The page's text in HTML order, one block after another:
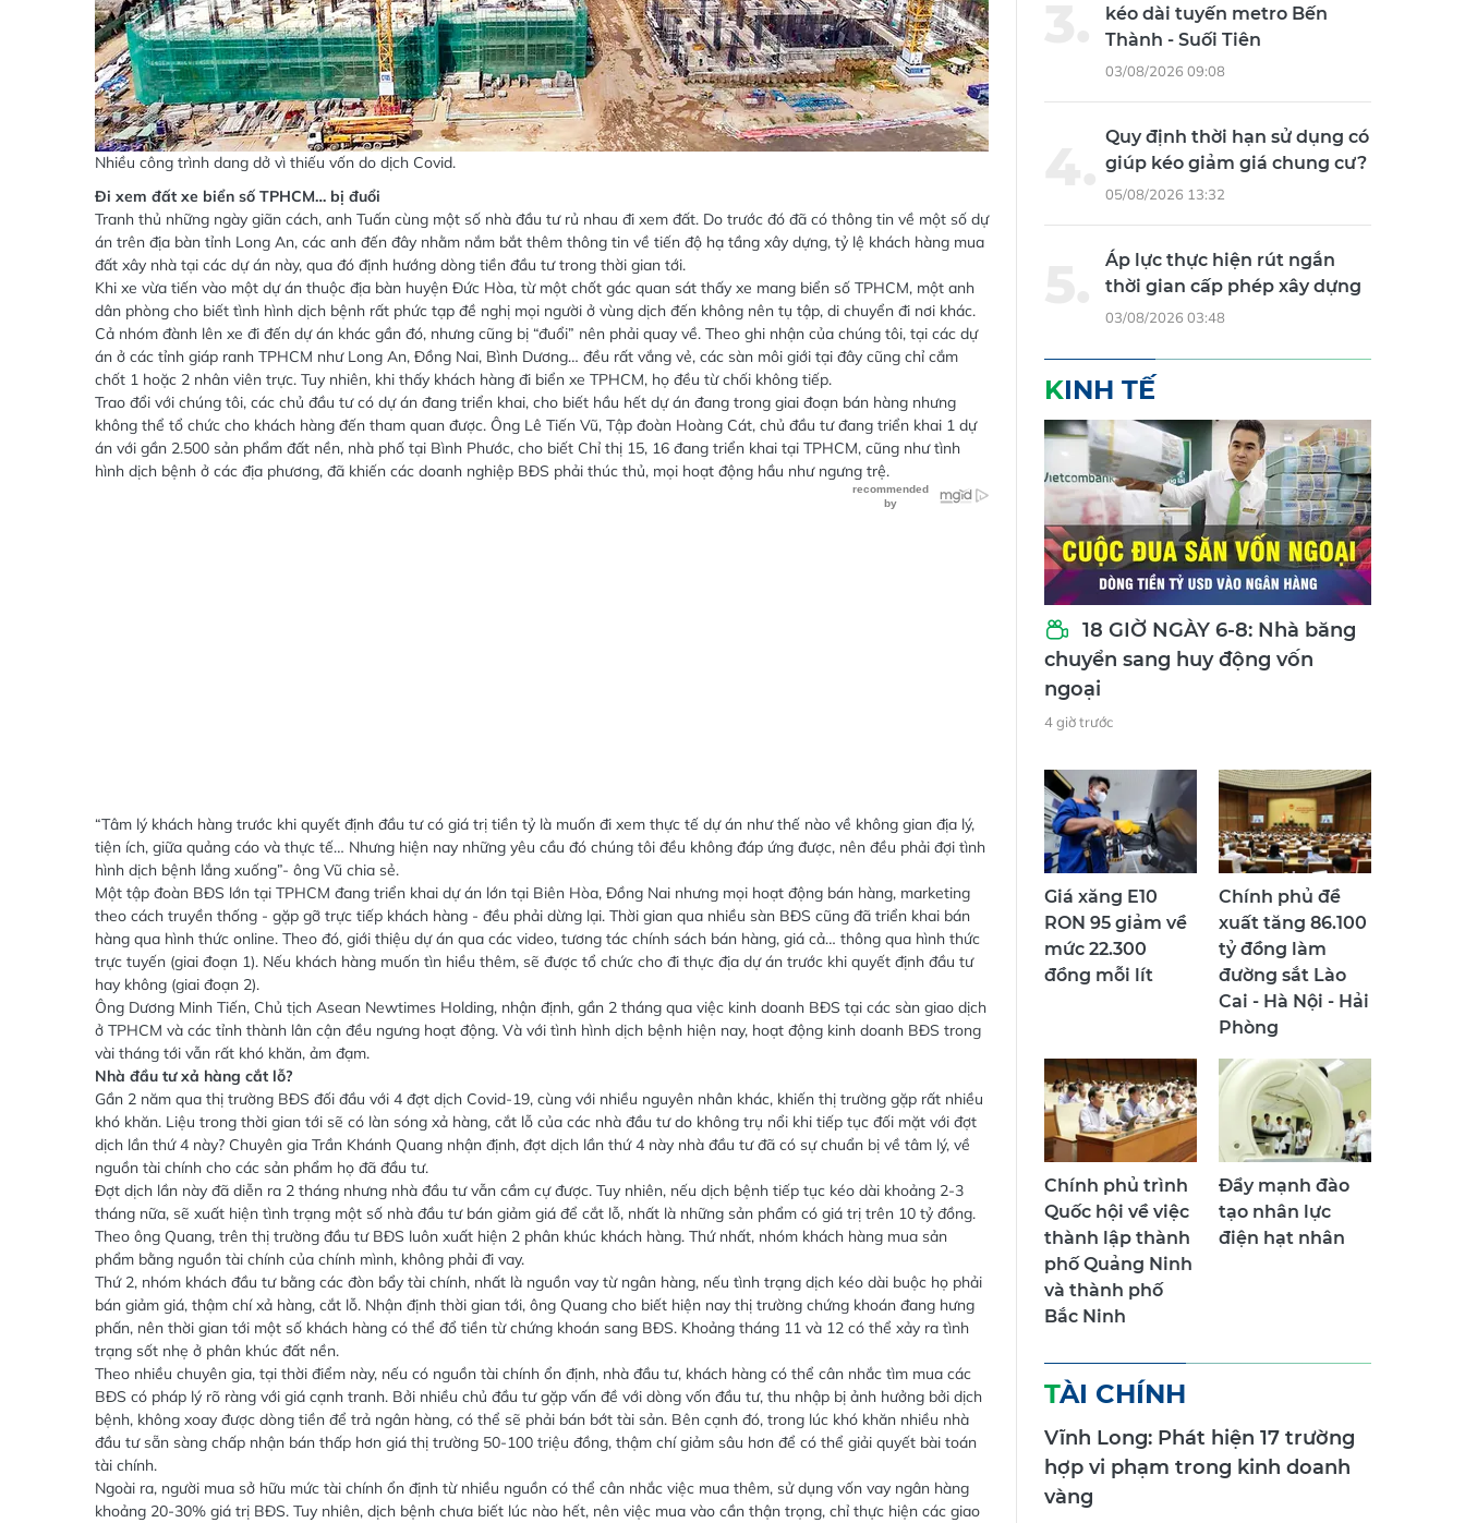
Nhiều công trình dang dở vì thiếu vốn do dịch Covid.
Đi xem đất xe biển số TPHCM… bị đuổi
Tranh thủ những ngày giãn cách, anh Tuấn cùng một số nhà đầu tư rủ nhau đi xem đất. Do trước đó đã có thông tin về một số dự
án trên địa bàn tỉnh Long An, các anh đến đây nhằm nắm bắt thêm thông tin về tiến độ hạ tầng xây dựng, tỷ lệ khách hàng mua
đất xây nhà tại các dự án này, qua đó định hướng dòng tiền đầu tư trong thời gian tới.
Khi xe vừa tiến vào một dự án thuộc địa bàn huyện Đức Hòa, từ một chốt gác quan sát thấy xe mang biển số TPHCM, một anh
dân phòng cho biết tình hình dịch bệnh rất phức tạp đề nghị mọi người ở vùng dịch đến không nên tụ tập, di chuyển đi nơi khác.
Cả nhóm đành lên xe đi đến dự án khác gần đó, nhưng cũng bị “đuổi” nên phải quay về. Theo ghi nhận của chúng tôi, tại các dự
án ở các tỉnh giáp ranh TPHCM như Long An, Đồng Nai, Bình Dương… đều rất vắng vẻ, các sàn môi giới tại đây cũng chỉ cắm
chốt 1 hoặc 2 nhân viên trực. Tuy nhiên, khi thấy khách hàng đi biển xe TPHCM, họ đều từ chối không tiếp.
Trao đổi với chúng tôi, các chủ đầu tư có dự án đang triển khai, cho biết hầu hết dự án đang trong giai đoạn bán hàng nhưng
không thể tổ chức cho khách hàng đến tham quan được. Ông Lê Tiến Vũ, Tập đoàn Hoàng Cát, chủ đầu tư đang triển khai 1 dự
án với gần 2.500 sản phẩm đất nền, nhà phố tại Bình Phước, cho biết Chỉ thị 15, 16 đang triển khai tại TPHCM, cũng như tình
hình dịch bệnh ở các địa phương, đã khiến các doanh nghiệp BĐS phải thúc thủ, mọi hoạt động hầu như ngưng trệ.
“Tâm lý khách hàng trước khi quyết định đầu tư có giá trị tiền tỷ là muốn đi xem thực tế dự án như thế nào về không gian địa lý,
tiện ích, giữa quảng cáo và thực tế… Nhưng hiện nay những yêu cầu đó chúng tôi đều không đáp ứng được, nên đều phải đợi tình
hình dịch bệnh lắng xuống”- ông Vũ chia sẻ.
Một tập đoàn BĐS lớn tại TPHCM đang triển khai dự án lớn tại Biên Hòa, Đồng Nai nhưng mọi hoạt động bán hàng, marketing
theo cách truyền thống - gặp gỡ trực tiếp khách hàng - đều phải dừng lại. Thời gian qua nhiều sàn BĐS cũng đã triển khai bán
hàng qua hình thức online. Theo đó, giới thiệu dự án qua các video, tương tác chính sách bán hàng, giá cả… thông qua hình thức
trực tuyến (giai đoạn 1). Nếu khách hàng muốn tìn hiều thêm, sẽ được tổ chức cho đi thực địa dự án trước khi quyết định đầu tư
hay không (giai đoạn 2).
Ông Dương Minh Tiến, Chủ tịch Asean Newtimes Holding, nhận định, gần 2 tháng qua việc kinh doanh BĐS tại các sàn giao dịch
ở TPHCM và các tỉnh thành lân cận đều ngưng hoạt động. Và với tình hình dịch bệnh hiện nay, hoạt động kinh doanh BĐS trong
vài tháng tới vẫn rất khó khăn, ảm đạm.
Nhà đầu tư xả hàng cắt lỗ?
Gần 2 năm qua thị trường BĐS đối đầu với 4 đợt dịch Covid-19, cùng với nhiều nguyên nhân khác, khiến thị trường gặp rất nhiều
khó khăn. Liệu trong thời gian tới sẽ có làn sóng xả hàng, cắt lỗ của các nhà đầu tư do không trụ nổi khi tiếp tục đối mặt với đợt
dịch lần thứ 4 này? Chuyên gia Trần Khánh Quang nhận định, đợt dịch lần thứ 4 này nhà đầu tư đã có sự chuẩn bị về tâm lý, về
nguồn tài chính cho các sản phẩm họ đã đầu tư.
Đợt dịch lần này đã diễn ra 2 tháng nhưng nhà đầu tư vẫn cầm cự được. Tuy nhiên, nếu dịch bệnh tiếp tục kéo dài khoảng 2-3
tháng nữa, sẽ xuất hiện tình trạng một số nhà đầu tư bán giảm giá để cắt lỗ, nhất là những sản phẩm có giá trị trên 10 tỷ đồng.
Theo ông Quang, trên thị trường đầu tư BĐS luôn xuất hiện 2 phân khúc khách hàng. Thứ nhất, nhóm khách hàng mua sản
phẩm bằng nguồn tài chính của chính mình, không phải đi vay.
Thứ 2, nhóm khách đầu tư bằng các đòn bẩy tài chính, nhất là nguồn vay từ ngân hàng, nếu tình trạng dịch kéo dài buộc họ phải
bán giảm giá, thậm chí xả hàng, cắt lỗ. Nhận định thời gian tới, ông Quang cho biết hiện nay thị trường chứng khoán đang hưng
phấn, nên thời gian tới một số khách hàng có thể đổ tiền từ chứng khoán sang BĐS. Khoảng tháng 11 và 12 có thể xảy ra tình
trạng sốt nhẹ ở phân khúc đất nền.
Theo nhiều chuyên gia, tại thời điểm này, nếu có nguồn tài chính ổn định, nhà đầu tư, khách hàng có thể cân nhắc tìm mua các
BĐS có pháp lý rõ ràng với giá cạnh tranh. Bởi nhiều chủ đầu tư gặp vấn đề với dòng vốn đầu tư, thu nhập bị ảnh hưởng bởi dịch
bệnh, không xoay được dòng tiền để trả ngân hàng, có thể sẽ phải bán bớt tài sản. Bên cạnh đó, trong lúc khó khăn nhiều nhà
đầu tư sẵn sàng chấp nhận bán thấp hơn giá thị trường 50-100 triệu đồng, thậm chí giảm sâu hơn để có thể giải quyết bài toán
tài chính.
Ngoài ra, người mua sở hữu mức tài chính ổn định từ nhiều nguồn có thể cân nhắc việc mua thêm, sử dụng vốn vay ngân hàng
khoảng 20-30% giá trị BĐS. Tuy nhiên, dịch bệnh chưa biết lúc nào hết, nên việc mua vào cần thận trọng, chỉ thực hiện các giao
kéo dài tuyến metro Bến
Thành - Suối Tiên
03/08/2026 09:08
Quy định thời hạn sử dụng có
giúp kéo giảm giá chung cư?
05/08/2026 13:32
Áp lực thực hiện rút ngắn
thời gian cấp phép xây dựng
03/08/2026 03:48
KINH TẾ
18 GIỜ NGÀY 6-8: Nhà băng
chuyển sang huy động vốn
ngoại
4 giờ trước
Giá xăng E10
RON 95 giảm về
mức 22.300
đồng mỗi lít
Chính phủ đề
xuất tăng 86.100
tỷ đồng làm
đường sắt Lào
Cai - Hà Nội - Hải
Phòng
Chính phủ trình
Quốc hội về việc
thành lập thành
phố Quảng Ninh
và thành phố
Bắc Ninh
Đẩy mạnh đào
tạo nhân lực
điện hạt nhân
TÀI CHÍNH
Vĩnh Long: Phát hiện 17 trường
hợp vi phạm trong kinh doanh
vàng